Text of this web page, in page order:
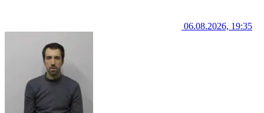
06.08.2026, 19:35